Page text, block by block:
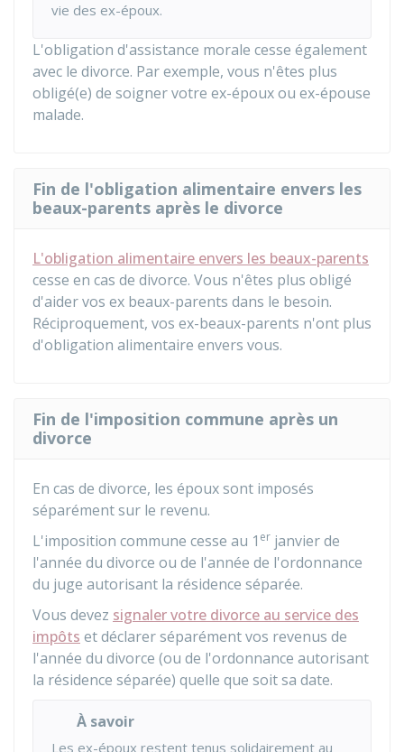
vie des ex-époux.
L'obligation d'assistance morale cesse également
avec le divorce. Par exemple, vous n'êtes plus
obligé(e) de soigner votre ex-époux ou ex-épouse
malade.
Fin de l'obligation alimentaire envers les
beaux-parents après le divorce
L'obligation alimentaire envers les beaux-parents
cesse en cas de divorce. Vous n'êtes plus obligé
d'aider vos ex beaux-parents dans le besoin.
Réciproquement, vos ex-beaux-parents n'ont plus
d'obligation alimentaire envers vous.
Fin de l'imposition commune après un
divorce
En cas de divorce, les époux sont imposés
séparément sur le revenu.
L'imposition commune cesse au 1 er janvier de
l'année du divorce ou de l'année de l'ordonnance
du juge autorisant la résidence séparée.
Vous devez signaler votre divorce au service des
impôts et déclarer séparément vos revenus de
l'année du divorce (ou de l'ordonnance autorisant
la résidence séparée) quelle que soit sa date.
À savoir
Les ex-époux restent tenus solidairement au